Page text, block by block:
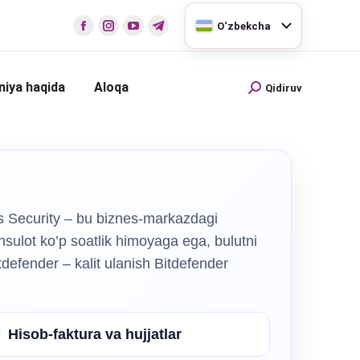
O‘zbekcha
haqida Aloqa Qidiruv
Security – bu biznes-markazdagi
ko’p soatlik himoyaga ega, bulutni
– kalit ulanish Bitdefender
Hisob-faktura va hujjatlar